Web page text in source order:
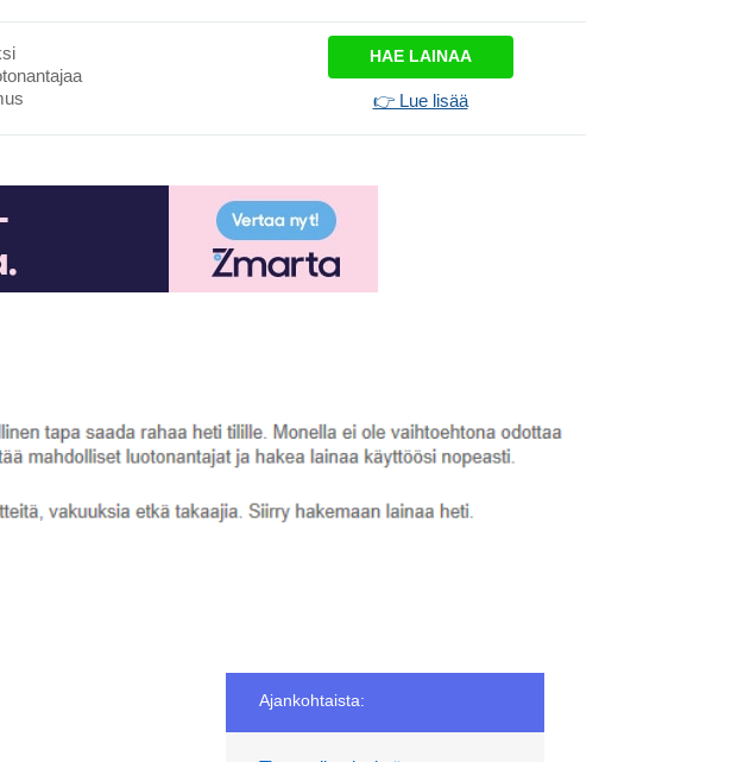
HAE LAINAA
👉 Lue lisää
Ajankohtaista: